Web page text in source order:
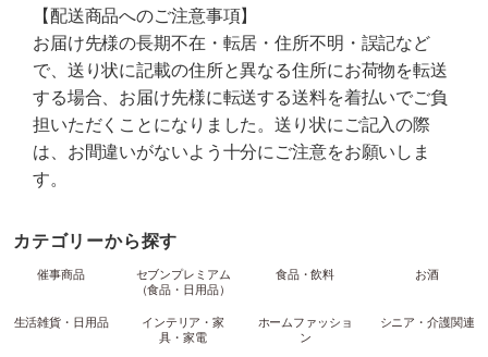
【配送商品へのご注意事項】
お届け先様の長期不在・転居・住所不明・誤記など
で、送り状に記載の住所と異なる住所にお荷物を転送
する場合、お届け先様に転送する送料を着払いでご負
担いただくことになりました。送り状にご記入の際
は、お間違いがないよう十分にご注意をお願いしま
す。
カテゴリーから探す
催事商品
セブンプレミアム
（食品・日用品）
食品・飲料 お酒
生活雑貨・日用品
インテリア・家
具・家電
ホームファッショ
ン
シニア・介護関連